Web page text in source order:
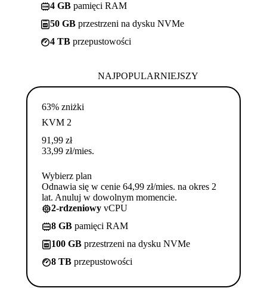
4 GB pamięci RAM
50 GB przestrzeni na dysku NVMe
4 TB przepustowości
NAJPOPULARNIEJSZY
63% zniżki
KVM 2
91,99 zł
33,99 zł/mies.
Wybierz plan
Odnawia się w cenie 64,99 zł/mies. na okres 2
lat. Anuluj w dowolnym momencie.
2-rdzeniowy vCPU
8 GB pamięci RAM
100 GB przestrzeni na dysku NVMe
8 TB przepustowości